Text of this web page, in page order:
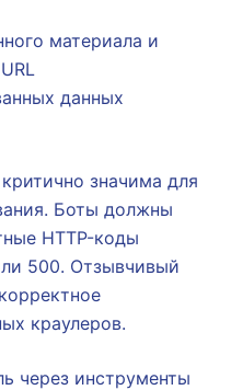
материала и
данных
значима для
Боты должны
HTTP-коды
500. Отзывчивый
краулеров.
через инструменты